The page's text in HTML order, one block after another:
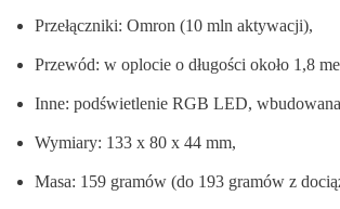
Przełączniki: Omron (10 mln aktywacji),
Przewód: w oplocie o długości około 1,8
Inne: podświetlenie RGB LED,
Wymiary: 133 x 80 x 44 mm,
Masa: 159 gramów (do 193 gramów z